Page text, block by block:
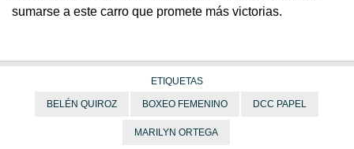
sumarse a este carro que promete más victorias.
ETIQUETAS
BELÉN QUIROZ BOXEO FEMENINO DCC PAPEL
MARILYN ORTEGA